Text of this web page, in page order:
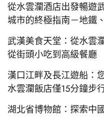
從水雲瀾酒店出發暢遊
城市的終極指南－地鐵
武漢美食天堂：從水雲
從街頭小吃到高級餐廳
漢口江畔及長江遊船：
水雲瀾飯店僅15分鐘步
湖北省博物館：探索中